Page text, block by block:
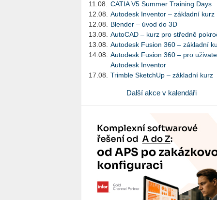
11.08.
CATIA V5 Summer Training Days
12.08.
Autodesk Inventor – základní kurz
12.08.
Blender – úvod do 3D
13.08.
AutoCAD – kurz pro středně
13.08.
Autodesk Fusion 360 – základní
14.08.
Autodesk Fusion 360 – pro
Autodesk Inventor
17.08.
Trimble SketchUp – základní kurz
Další akce v kalendáři